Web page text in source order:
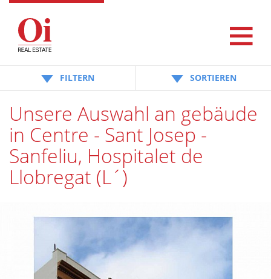
FILTERN SORTIEREN
Unsere Auswahl an gebäude
in Centre - Sant Josep -
Sanfeliu, Hospitalet de
Llobregat (L´)